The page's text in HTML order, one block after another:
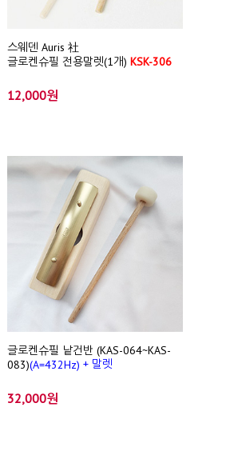
스웨덴 Auris 社
글로켄슈필 전용말렛(1개) KSK-306
12,000원
글로켄슈필 낱건반 (KAS-064~KAS-
083)(A=432Hz) + 말렛
32,000원